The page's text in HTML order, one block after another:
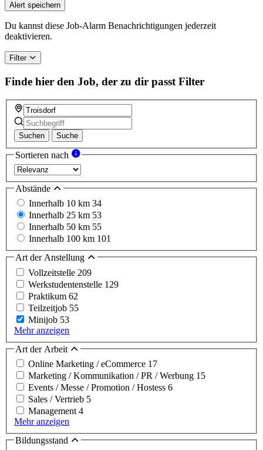
Alert speichern
Du kannst diese Job-Alarm Benachrichtigungen jederzeit
deaktivieren.
Filter
Finde hier den Job, der zu dir passt Filter
Suchen Suche
Sortieren nach
Abstände
Innerhalb 10 km 34
Innerhalb 25 km 53
Innerhalb 50 km 55
Innerhalb 100 km 101
Art der Anstellung
Vollzeitstelle 209
Werkstudentenstelle 129
Praktikum 62
Teilzeitjob 55
Minijob 53
Mehr anzeigen
Art der Arbeit
Online Marketing / eCommerce 17
Marketing / Kommunikation / PR / Werbung 15
Events / Messe / Promotion / Hostess 6
Sales / Vertrieb 5
Management4
Mehr anzeigen
Bildungsstand